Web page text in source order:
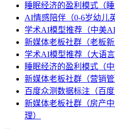
睡眠经济的盈利模式（睡
AI情感陪伴（0-6岁幼儿
学术AI模型推荐（中美AI
新媒体老板社群（老板新
学术AI模型推荐（大语
睡眠经济的盈利模式（
新媒体老板社群（营销管
百度众测数据标注（百
新媒体老板社群（房产
理）